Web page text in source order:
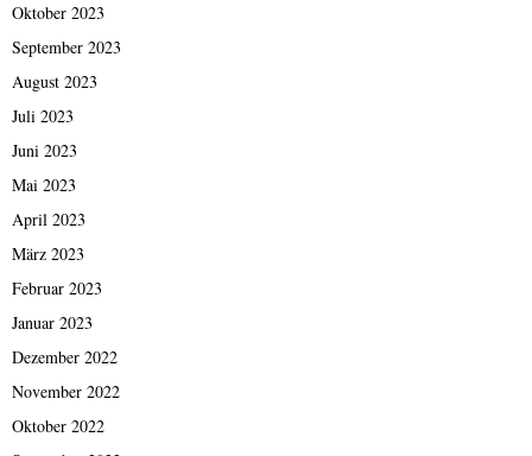
Oktober 2023
September 2023
August 2023
Juli 2023
Juni 2023
Mai 2023
April 2023
März 2023
Februar 2023
Januar 2023
Dezember 2022
November 2022
Oktober 2022